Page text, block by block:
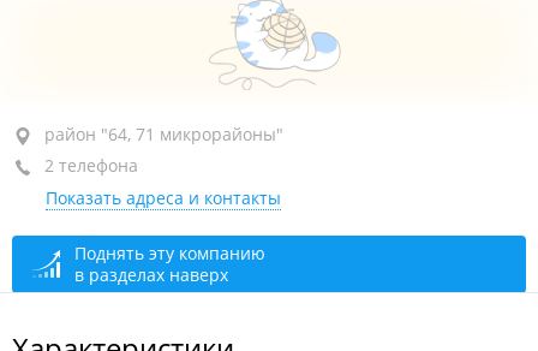
район "64, 71 микрорайоны", ул. Каплунова, 13А
+7 914 790-30-30
+7 914 704-30-30
открыто: 09:00–18:00
район "64, 71 микрорайоны"
2 телефона
Показать адреса и контакты
Поднять эту компанию
в разделах наверх